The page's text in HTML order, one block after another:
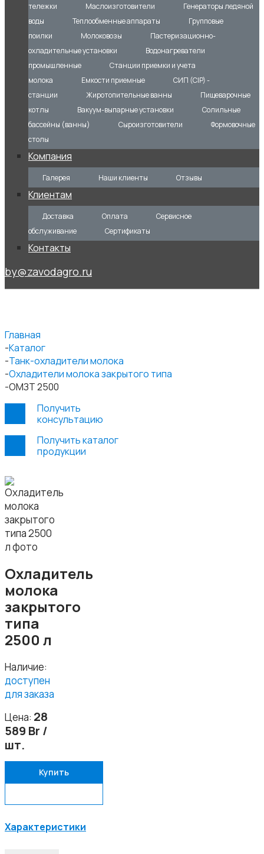
тележки
Маслоизготовители
Генераторы ледяной
воды
Теплообменные аппараты
Групповые
поилки
Молоковозы
Пастеризационно-
охладительные установки
Водонагреватели
промышленные
Станции приемки и учета
молока
Емкости приемные
СИП (CIP) -
станции
Жиротопительные ванны
Пищеварочные
котлы
Вакуум-выпарные установки
Солильные
бассейны (ванны)
Сыроизготовители
Формовочные
столы
Компания
Галерея Наши клиенты Отзывы
Клиентам
Доставка Оплата
Сервисное
обслуживание
Сертификаты
Контакты
by@zavodagro.ru
Главная
Каталог
Танк-охладители молока
Охладители молока закрытого типа
ОМЗТ 2500
Получить
консультацию
Получить каталог
продукции
Охладитель
молока
закрытого
типа
2500 л
Наличие:
доступен
для заказа
Цена: 28
589 Br /
шт.
Купить
Характеристики